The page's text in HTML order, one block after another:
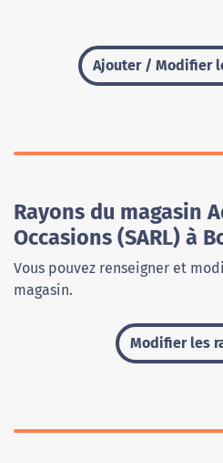
Ajouter / Modifier
Rayons du magasin
Occasions (SARL) à
Vous pouvez renseigner et
magasin.
Modifier les